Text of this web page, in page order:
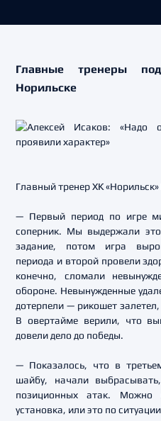
Главные тренеры
Норильске
Главный тренер ХК
— Первый период по игре
соперник. Мы выдержали
задание, потом игра
периода и второй провели
конечно, сломали
обороне. Невынужденные
дотерпели — рикошет
В овертайме верили, что
довели дело до победы.
— Показалось, что в
шайбу, начали
позиционных атак.
установка, или это по